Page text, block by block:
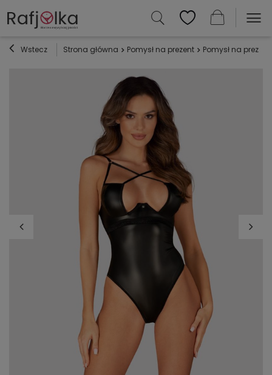
Wstecz Strona główna Pomysł na prezent Pomysł na